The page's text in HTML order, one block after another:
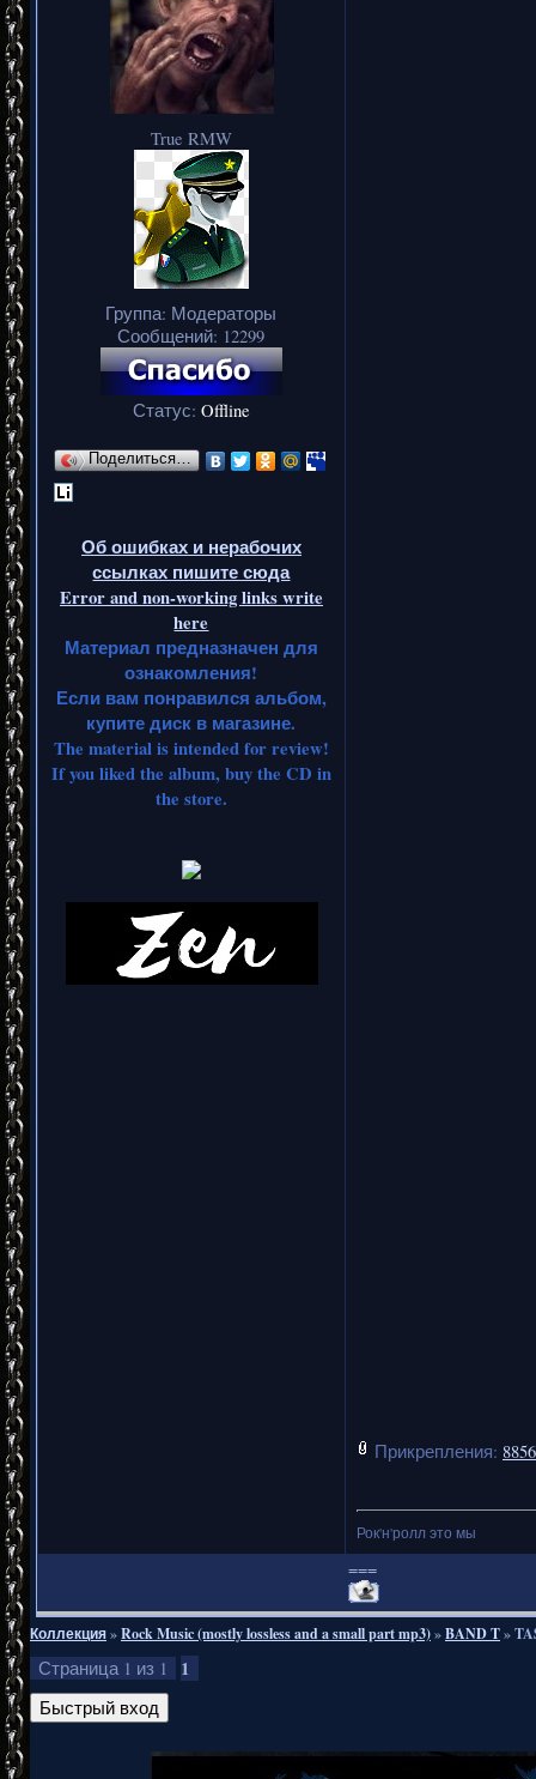
True RMW
Группа: Модераторы
Сообщений: 12299
Статус: Offline
Поделиться…
Об ошибках и нерабочих
ссылках пишите сюда
Error and non-working links write
here
Материал предназначен для
ознакомления!
Если вам понравился альбом,
купите диск в магазине.
The material is intended for review!
If you liked the album, buy the CD in
the store.
Прикрепления:
Рок'н'ролл это мы
===
Коллекция»Rock Music (mostly lossless and a small part mp3)»BAND T»
Страница 1 из 1 1